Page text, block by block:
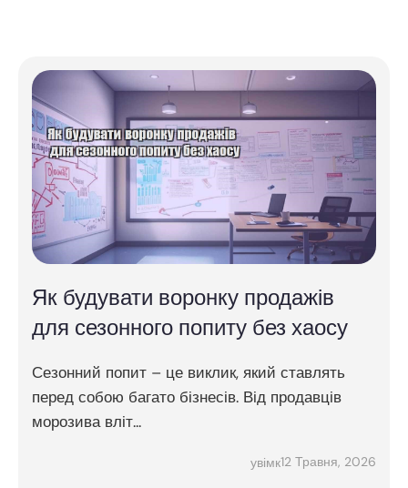
Як будувати воронку продажів
для сезонного попиту без хаосу
Сезонний попит – це виклик, який ставлять
перед собою багато бізнесів. Від продавців
морозива вліт...
увімк12 Травня, 2026